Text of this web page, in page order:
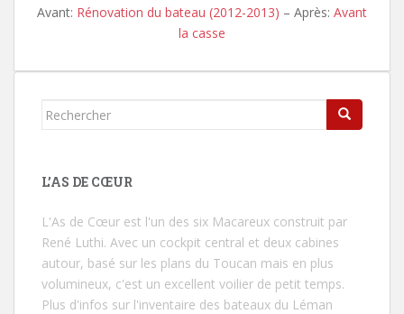
Avant: Rénovation du bateau (2012-2013) – Après: Avant
la casse
Rechercher...
L’AS DE CŒUR
L'As de Cœur est l'un des six Macareux construit par
René Luthi. Avec un cockpit central et deux cabines
autour, basé sur les plans du Toucan mais en plus
volumineux, c'est un excellent voilier de petit temps.
Plus d'infos sur l'inventaire des bateaux du Léman